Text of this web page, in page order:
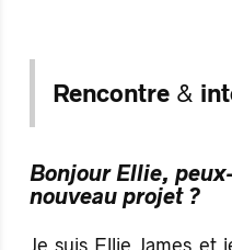
Rencontre&
Bonjour Ellie,
nouveau projet ?
Je suis Ellie James et